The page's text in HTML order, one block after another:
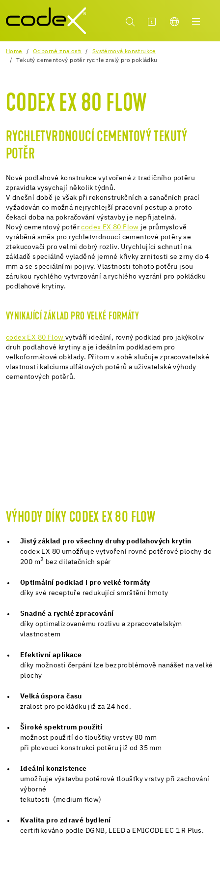
Home Odborné znalosti
Systémová konstrukce
Tekutý cementový potěr rychle zralý pro pokládku
CODEX EX 80 FLOW
RYCHLETVRDNOUCÍ CEMENTOVÝ TEKUTÝ
POTĚR
Nové podlahové konstrukce vytvořené z tradičního potěru
zpravidla vysychají několik týdnů.
V dnešní době je však při rekonstrukčních a sanačních prací
vyžadován co možná nejrychlejší pracovní postup a proto
čekací doba na pokračování výstavby je nepřijatelná.
Nový cementový potěrcodex EX 80 Flow je průmyslově
vyráběná směs pro rychletvrdnoucí cementové potěry se
ztekucovači pro velmi dobrý rozliv. Urychlující schnutí na
základě speciálně vyladěné jemné křivky zrnitosti se zrny do 4
mm a se speciálními pojivy. Vlastnosti tohoto potěru jsou
zárukou rychlého vytvrzování a rychlého vyzrání pro pokládku
podlahové krytiny.
VYNIKAJÍCÍ ZÁKLAD PRO VELKÉ FORMÁTY
codex EX 80 Flow vytváří ideální, rovný podklad pro jakýkoliv
druh podlahové krytiny a je ideálním podkladem pro
velkoformátové obklady. Přitom v sobě slučuje zpracovatelské
vlastnosti kalciumsulfátových potěrů a uživatelské výhody
cementových potěrů.
VÝHODY DÍKY CODEX EX 80 FLOW
Jistý základ pro všechny druhy podlahových krytin
codex EX 80 umožňuje vytvoření rovné potěrové plochy do
200 m2 bez dilatačních spár
Optimální podklad i pro velké formáty
díky své receptuře redukující smrštění hmoty
Snadné a rychlé zpracování
díky optimalizovanému rozlivu a zpracovatelským
vlastnostem
Efektivní aplikace
díky možnosti čerpání lze bezproblémově nanášet na velké
plochy
Velká úspora času
zralost pro pokládku již za 24 hod.
Široké spektrum použití
možnost použití do tloušťky vrstvy 80 mm
při plovoucí konstrukci potěru již od 35 mm
Ideální konzistence
umožňuje výstavbu potěrové tloušťky vrstvy při zachování
výborné
tekutosti (medium flow)
Kvalita pro zdravé bydlení
certifikováno podle DGNB, LEED a EMICODE EC 1 R Plus.